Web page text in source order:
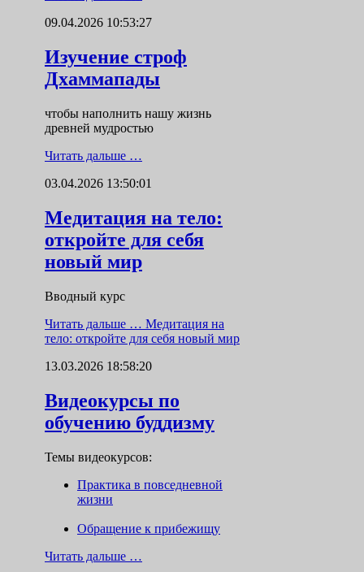
09.04.2026 10:53:27
Изучение строф
Дхаммапады
чтобы наполнить нашу жизнь
древней мудростью
Читать дальше …
03.04.2026 13:50:01
Медитация на тело:
откройте для себя
новый мир
Вводный курс
Читать дальше … Медитация на
тело: откройте для себя новый мир
13.03.2026 18:58:20
Видеокурсы по
обучению буддизму
Темы видеокурсов:
Практика в повседневной
жизни
Обращение к прибежищу
Читать дальше …